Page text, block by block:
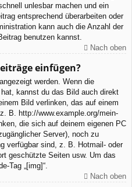
unlesbar machen und ein
entsprechend überarbeiten oder
kann auch die Anzahl der
benutzen kannst.
Nach oben
einfügen?
werden. Wenn die
kannst du das Bild auch direkt
Bild verlinken, das auf einem
B. http://www.example.org/mein-
die sich auf deinem eigenen PC
Server), noch zu
verfügbar sind, z. B. Hotmail- oder
geschützte Seiten usw. Um das
Tag „[img]“.
Nach oben